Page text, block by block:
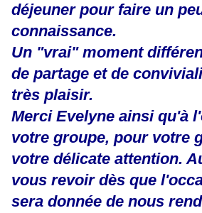
déjeuner pour faire un
connaissance.
Un "vrai" moment
de partage et de
très plaisir.
Merci Evelyne ainsi qu'à
votre groupe, pour votre
votre délicate attention.
vous revoir dès que
sera donnée de nous